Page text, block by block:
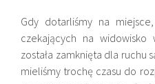
Gdy dotarliśmy na
czekających na widowisko
została zamknięta dla ruchu
mieliśmy trochę czasu do